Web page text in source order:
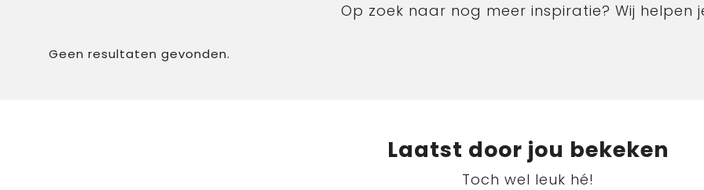
Op zoek naar nog meer inspiratie? Wij helpen
Geen resultaten gevonden.
Laatst door jou bekeken
Toch wel leuk hé!